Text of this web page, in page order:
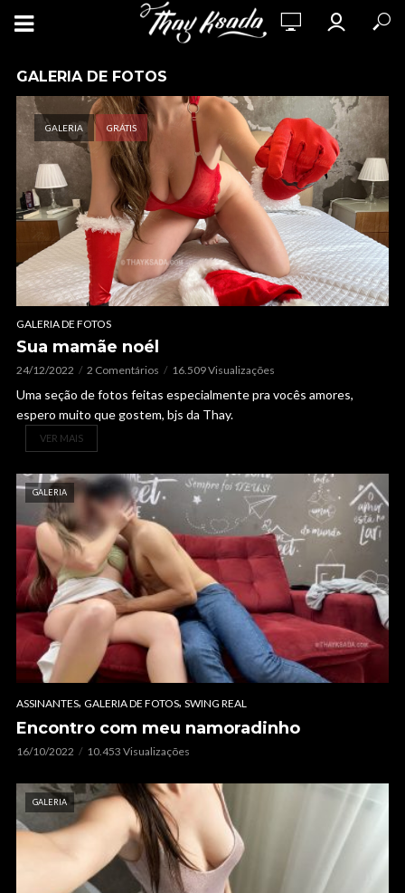
GALERIA DE FOTOS
GALERIA GRÁTIS
GALERIA DE FOTOS
Sua mamãe noél
24/12/2022 2 Comentários 16.509 Visualizações
Uma seção de fotos feitas especialmente pra vocês amores,
espero muito que gostem, bjs da Thay.
VER MAIS
GALERIA
ASSINANTES, GALERIA DE FOTOS, SWING REAL
Encontro com meu namoradinho
16/10/2022 10.453 Visualizações
GALERIA